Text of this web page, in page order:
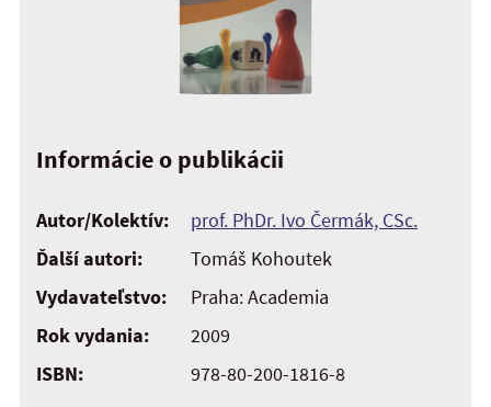
Informácie o publikácii
Autor/Kolektív:
prof. PhDr. Ivo Čermák, CSc.
Ďalší autori:
Tomáš Kohoutek
Vydavateľstvo:
Praha: Academia
Rok vydania:
2009
ISBN:
978-80-200-1816-8